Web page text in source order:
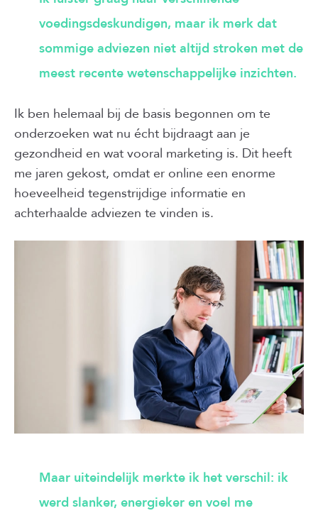
voedingsdeskundigen, maar ik merk dat
sommige adviezen niet altijd stroken met de
meest recente wetenschappelijke inzichten.
Ik ben helemaal bij de basis begonnen om te
onderzoeken wat nu écht bijdraagt aan je
gezondheid en wat vooral marketing is. Dit heeft
me jaren gekost, omdat er online een enorme
hoeveelheid tegenstrijdige informatie en
achterhaalde adviezen te vinden is.
Maar uiteindelijk merkte ik het verschil: ik
werd slanker, energieker en voel me